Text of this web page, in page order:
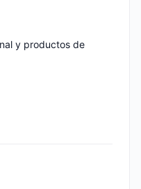
y productos de